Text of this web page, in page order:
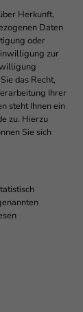
Herkunft,
Daten
oder
zur
das Recht,
Ihrer
steht Ihnen ein
zu. Hierzu
Sie sich